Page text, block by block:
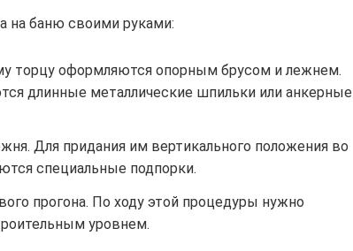
на баню своими руками:
торцу оформляются опорным брусом и лежнем.
длинные металлические шпильки или анкерные
Для придания им вертикального положения во
специальные подпорки.
прогона. По ходу этой процедуры нужно
уровнем.